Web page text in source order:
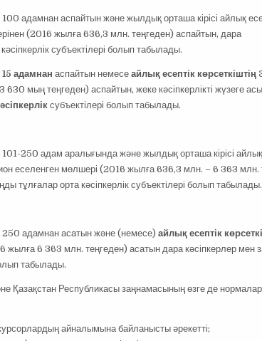
адамнан аспайтын және жылдық орташа кірісі айлық
(2016 жылға 636,3 млн. теңгеден) аспайтын, дара
субъектілері болып табылады.
15 адамнан аспайтын немесе айлық есептік
мың теңгеден) аспайтын, жеке кәсіпкерлікті жүзеге
субъектілері болып табылады.
250 адам аралығында және жылдық орташа кірісі айлық
еселенген мөлшері (2016 жылға 636,3 млн. – 6 363 млн.
тұлғалар орта кәсіпкерлік субъектілері болып табылады.
адамнан асатын және (немесе) айлық есептік
жылға 6 363 млн. теңгеден) асатын дара кәсіпкерлер мен
табылады.
Қазақстан Республикасы заңнамасының өзге де
айналымына байланысты әрекетті;